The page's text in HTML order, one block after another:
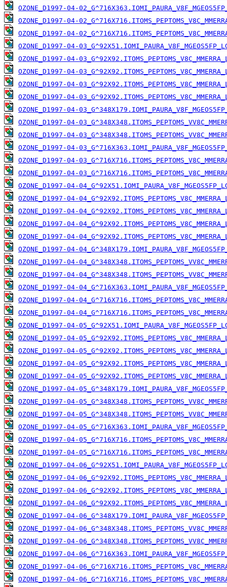
OZONE_D1997-04-
OZONE_D1997-04-
OZONE_D1997-04-
OZONE_D1997-04-
OZONE_D1997-04-
OZONE_D1997-04-
OZONE_D1997-04-
OZONE_D1997-04-
OZONE_D1997-04-
OZONE_D1997-04-
OZONE_D1997-04-
OZONE_D1997-04-
OZONE_D1997-04-
OZONE_D1997-04-
OZONE_D1997-04-
OZONE_D1997-04-
OZONE_D1997-04-
OZONE_D1997-04-
OZONE_D1997-04-
OZONE_D1997-04-
OZONE_D1997-04-
OZONE_D1997-04-
OZONE_D1997-04-
OZONE_D1997-04-
OZONE_D1997-04-
OZONE_D1997-04-
OZONE_D1997-04-
OZONE_D1997-04-
OZONE_D1997-04-
OZONE_D1997-04-
OZONE_D1997-04-
OZONE_D1997-04-
OZONE_D1997-04-
OZONE_D1997-04-
OZONE_D1997-04-
OZONE_D1997-04-
OZONE_D1997-04-
OZONE_D1997-04-
OZONE_D1997-04-
OZONE_D1997-04-
OZONE_D1997-04-
OZONE_D1997-04-
OZONE_D1997-04-
OZONE_D1997-04-
OZONE_D1997-04-
OZONE_D1997-04-